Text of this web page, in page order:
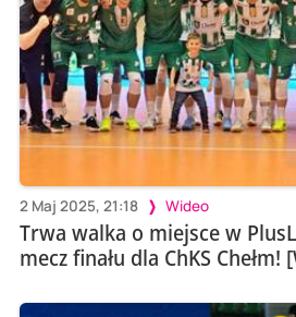
2 Maj 2025, 21:18 Wideo
Trwa walka o miejsce w
mecz finału dla ChKS Chełm!